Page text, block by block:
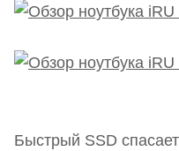
Быстрый SSD